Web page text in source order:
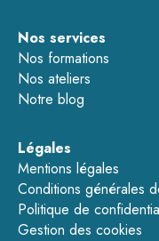
Nos services
Nos formations
Nos ateliers
Notre blog
Légales
Mentions légales
Conditions générales
Politique de
Gestion des cookies